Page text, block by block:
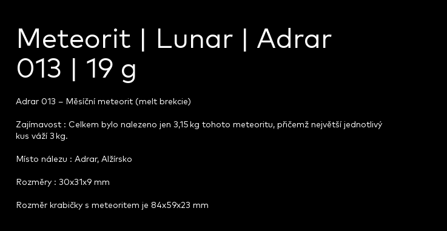
Meteorit | Lunar | Adrar
013 | 19 g
Adrar 013 – Měsíční meteorit (melt brekcie)
Zajímavost : Celkem bylo nalezeno jen 3,15 kg tohoto meteoritu, přičemž největší jednotlivý
kus váží 3 kg.
Místo nálezu : Adrar, Alžírsko
Rozměry : 30x31x9 mm
Rozměr krabičky s meteoritem je 84x59x23 mm